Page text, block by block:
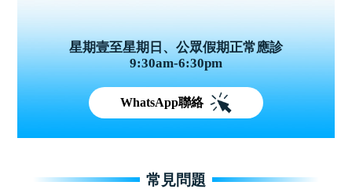
星期壹至星期日、公眾假期正常應診
9:30am-6:30pm
WhatsApp聯絡
常見問題